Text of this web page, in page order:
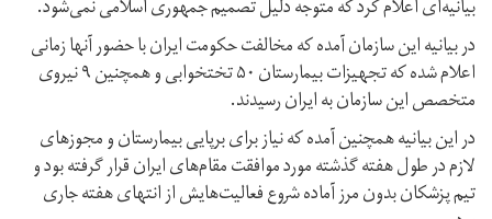
بیانیه‌ای اعلام کرد که متوجه دلیل تصمیم جمهوری اسلامی نمی‌شود.
در بیانیه‌ این سازمان آمده که مخالفت حکومت ایران با حضور آنها زمانی
اعلام شده که تجهیزات بیمارستان ۵۰ تختخوابی و همچنین ۹ نیروی
متخصص این سازمان به ایران رسیدند.
در این بیانیه همچنین آمده که نیاز برای برپایی بیمارستان و مجوزهای
لازم در طول هفته گذشته مورد موافقت مقام‌های ایران قرار گرفته بود و
تیم پزشکان بدون مرز آماده شروع فعالیت‌هایش از انتهای هفته جاری